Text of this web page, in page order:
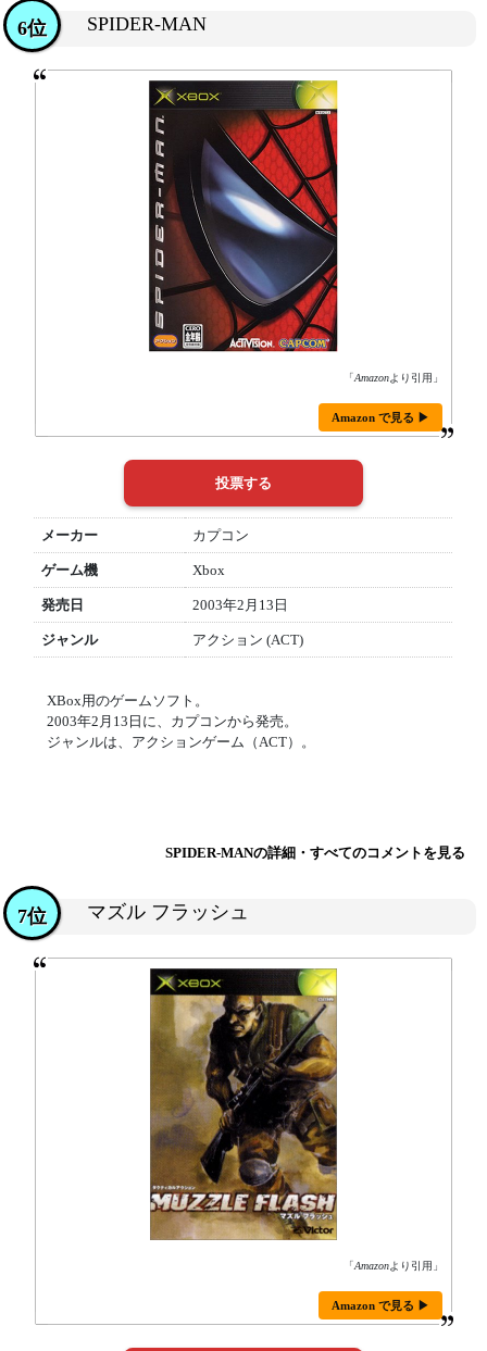
SPIDER-MAN
6位
「Amazonより引用」
Amazon で見る ▶
メーカー カプコン
ゲーム機 Xbox
発売日 2003年2月13日
ジャンル アクション (ACT)
XBox用のゲームソフト。
2003年2月13日に、カプコンから発売。
ジャンルは、アクションゲーム（ACT）。
SPIDER-MANの詳細・すべてのコメントを見る
マズル フラッシュ
7位
「Amazonより引用」
Amazon で見る ▶